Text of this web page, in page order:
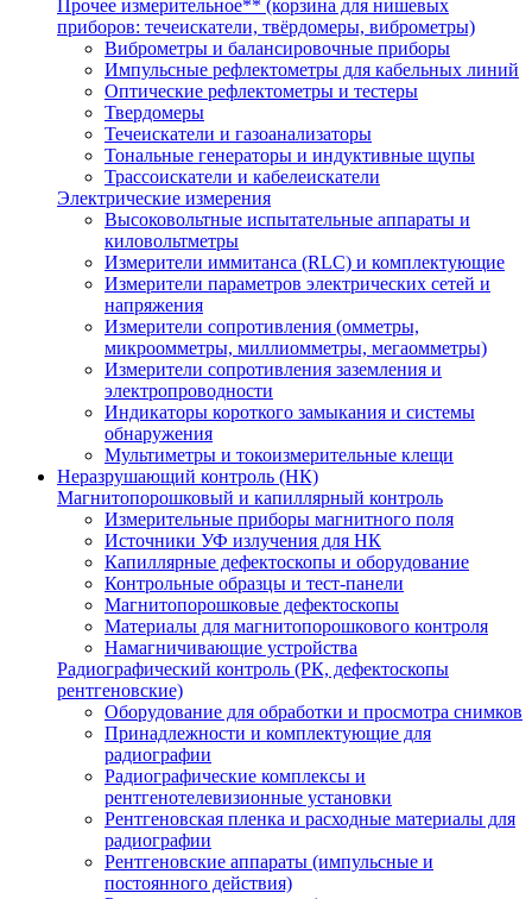
Прочее измерительное** (корзина для нишевых
приборов: течеискатели, твёрдомеры, виброметры)
Виброметры и балансировочные приборы
Импульсные рефлектометры для кабельных линий
Оптические рефлектометры и тестеры
Твердомеры
Течеискатели и газоанализаторы
Тональные генераторы и индуктивные щупы
Трассоискатели и кабелеискатели
Электрические измерения
Высоковольтные испытательные аппараты и
киловольтметры
Измерители иммитанса (RLC) и комплектующие
Измерители параметров электрических сетей и
напряжения
Измерители сопротивления (омметры,
микроомметры, миллиомметры, мегаомметры)
Измерители сопротивления заземления и
электропроводности
Индикаторы короткого замыкания и системы
обнаружения
Мультиметры и токоизмерительные клещи
Неразрушающий контроль (НК)
Магнитопорошковый и капиллярный контроль
Измерительные приборы магнитного поля
Источники УФ излучения для НК
Капиллярные дефектоскопы и оборудование
Контрольные образцы и тест-панели
Магнитопорошковые дефектоскопы
Материалы для магнитопорошкового контроля
Намагничивающие устройства
Радиографический контроль (РК, дефектоскопы
рентгеновские)
Оборудование для обработки и просмотра снимков
Принадлежности и комплектующие для
радиографии
Радиографические комплексы и
рентгенотелевизионные установки
Рентгеновская пленка и расходные материалы для
радиографии
Рентгеновские аппараты (импульсные и
постоянного действия)